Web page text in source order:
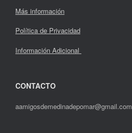
Más información
Política de Privacidad
Información Adicional
CONTACTO
aamigosdemedinadepomar@gmail.com